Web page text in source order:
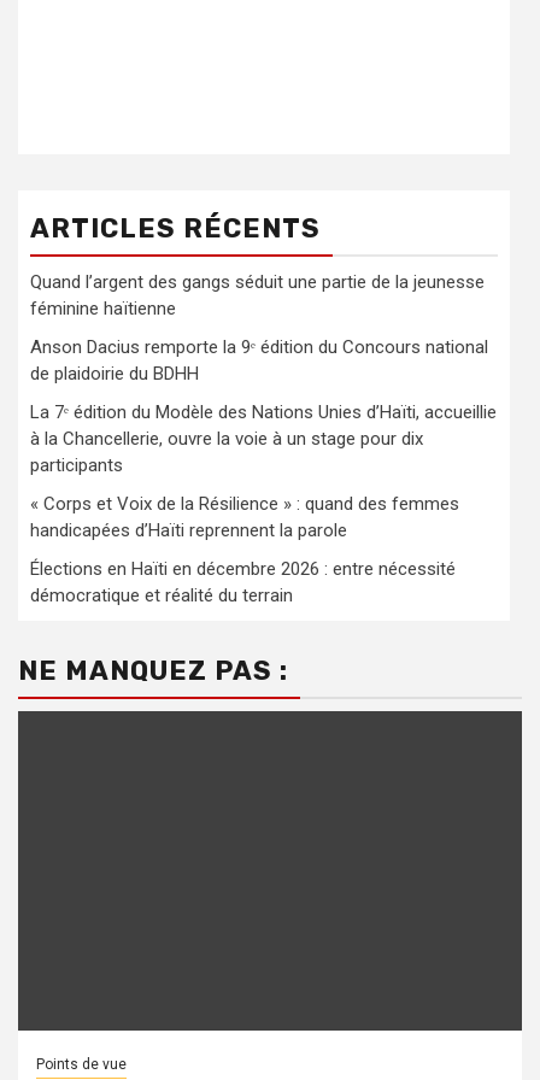
ARTICLES RÉCENTS
Quand l’argent des gangs séduit une partie de la jeunesse
féminine haïtienne
Anson Dacius remporte la 9ᵉ édition du Concours national
de plaidoirie du BDHH
La 7ᵉ édition du Modèle des Nations Unies d’Haïti, accueillie
à la Chancellerie, ouvre la voie à un stage pour dix
participants
« Corps et Voix de la Résilience » : quand des femmes
handicapées d’Haïti reprennent la parole
Élections en Haïti en décembre 2026 : entre nécessité
démocratique et réalité du terrain
NE MANQUEZ PAS :
Points de vue